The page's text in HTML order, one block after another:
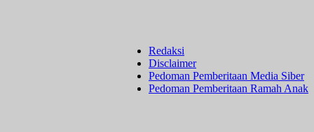
Redaksi
Disclaimer
Pedoman Pemberitaan Media Siber
Pedoman Pemberitaan Ramah Anak